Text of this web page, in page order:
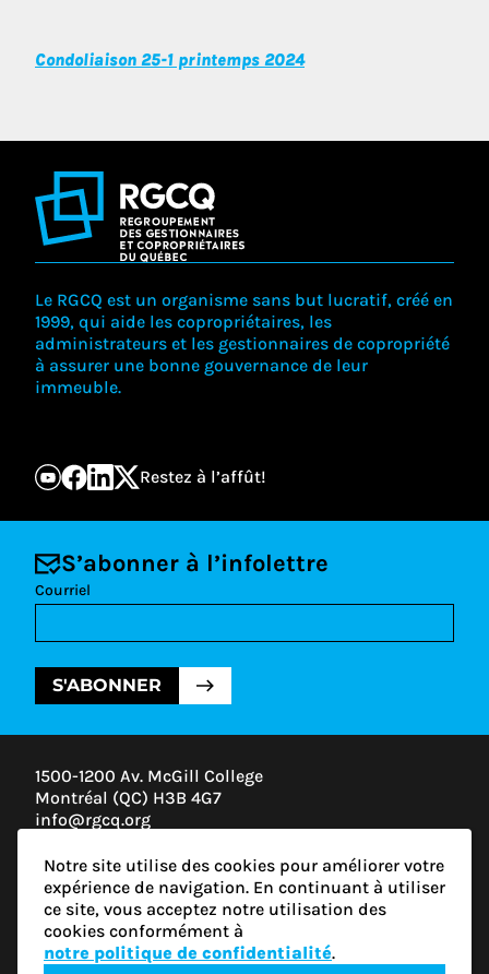
Condoliaison 25-1 printemps 2024
Notre site utilise des cookies pour améliorer votre
expérience de navigation. En continuant à utiliser
ce site, vous acceptez notre utilisation des
cookies conformément à
notre politique de confidentialité.
Le RGCQ est un organisme sans but lucratif, créé en
1999, qui aide les copropriétaires, les
administrateurs et les gestionnaires de copropriété
à assurer une bonne gouvernance de leur
immeuble.
Restez à l’affût!
S’abonner à l’infolettre
Courriel
S'ABONNER
1500-1200 Av. McGill College
Montréal (QC) H3B 4G7
info@rgcq.org
MONTRÉAL
QUÉBEC
OUTAOUAIS
ESTRIE